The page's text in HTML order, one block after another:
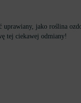
jako roślina
tej ciekawej odmiany!